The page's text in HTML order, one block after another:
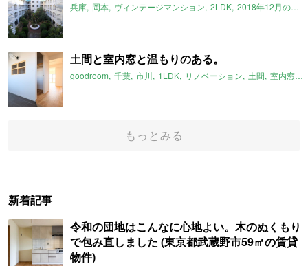
兵庫 岡本 ヴィンテージマンション 2LDK 2018年12月のおすすめ
土間と室内窓と温もりのある。
goodroom 千葉 市川 1LDK リノベーション 土間 室内窓
もっとみる
新着記事
令和の団地はこんなに心地よい。木のぬくもり
で包み直しました (東京都武蔵野市59㎡の賃貸
物件)